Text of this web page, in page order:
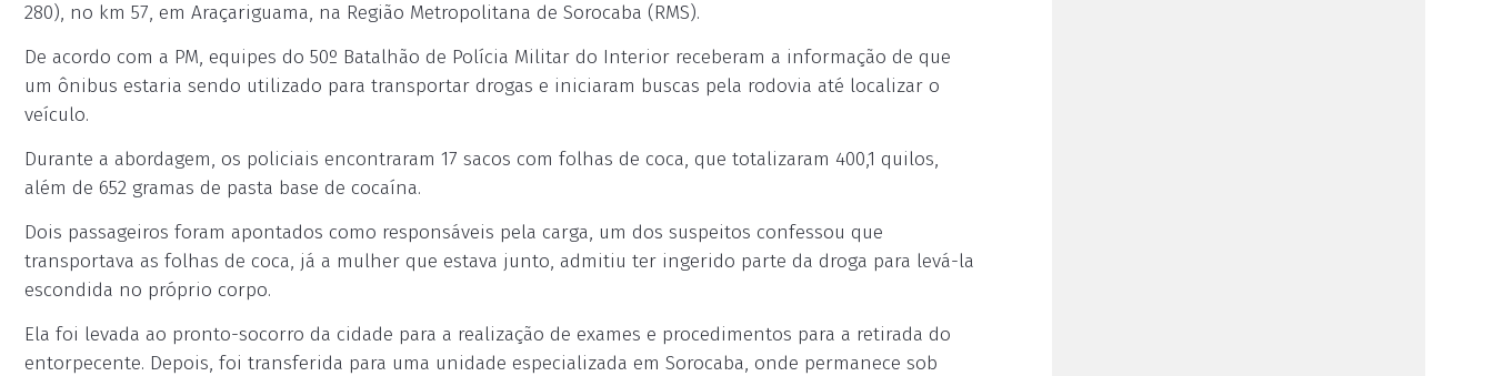
280), no km 57, em Araçariguama, na Região Metropolitana de Sorocaba (RMS).
De acordo com a PM, equipes do 50º Batalhão de Polícia Militar do Interior receberam a informação de que
um ônibus estaria sendo utilizado para transportar drogas e iniciaram buscas pela rodovia até localizar o
veículo.
Durante a abordagem, os policiais encontraram 17 sacos com folhas de coca, que totalizaram 400,1 quilos,
além de 652 gramas de pasta base de cocaína.
Dois passageiros foram apontados como responsáveis pela carga, um dos suspeitos confessou que
transportava as folhas de coca, já a mulher que estava junto, admitiu ter ingerido parte da droga para levá-la
escondida no próprio corpo.
Ela foi levada ao pronto-socorro da cidade para a realização de exames e procedimentos para a retirada do
entorpecente. Depois, foi transferida para uma unidade especializada em Sorocaba, onde permanece sob